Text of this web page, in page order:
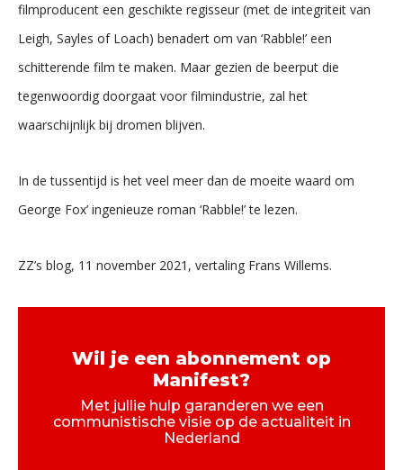
filmproducent een geschikte regisseur (met de integriteit van
Leigh, Sayles of Loach) benadert om van ‘Rabble!’ een
schitterende film te maken. Maar gezien de beerput die
tegenwoordig doorgaat voor filmindustrie, zal het
waarschijnlijk bij dromen blijven.
In de tussentijd is het veel meer dan de moeite waard om
George Fox’ ingenieuze roman ‘Rabble!’ te lezen.
ZZ’s blog, 11 november 2021, vertaling Frans Willems.
Wil je een abonnement op
Manifest?
Met jullie hulp garanderen we een
communistische visie op de actualiteit in
Nederland